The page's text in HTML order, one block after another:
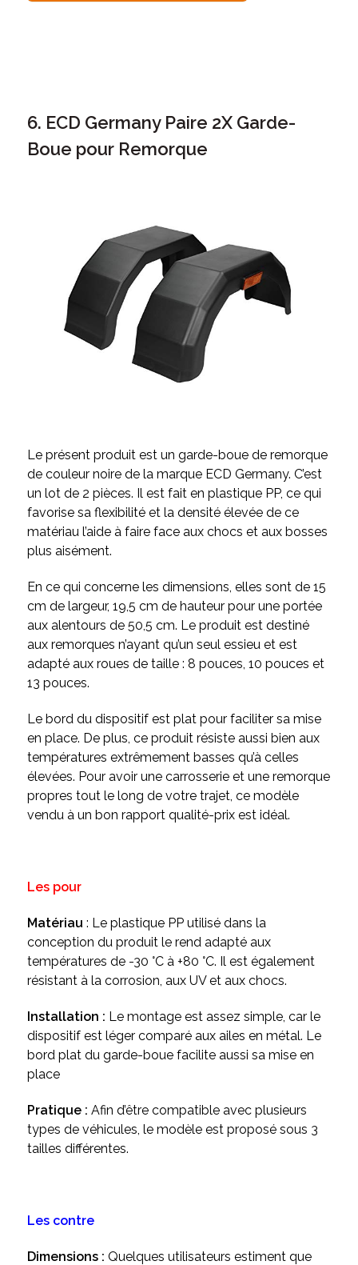
6. ECD Germany Paire 2X Garde-
Boue pour Remorque
Le présent produit est un garde-boue de remorque
de couleur noire de la marque ECD Germany. C’est
un lot de 2 pièces. Il est fait en plastique PP, ce qui
favorise sa flexibilité et la densité élevée de ce
matériau l’aide à faire face aux chocs et aux bosses
plus aisément.
En ce qui concerne les dimensions, elles sont de 15
cm de largeur, 19,5 cm de hauteur pour une portée
aux alentours de 50,5 cm. Le produit est destiné
aux remorques n’ayant qu’un seul essieu et est
adapté aux roues de taille : 8 pouces, 10 pouces et
13 pouces.
Le bord du dispositif est plat pour faciliter sa mise
en place. De plus, ce produit résiste aussi bien aux
températures extrêmement basses qu’à celles
élevées. Pour avoir une carrosserie et une remorque
propres tout le long de votre trajet, ce modèle
vendu à un bon rapport qualité-prix est idéal.
Les pour
Matériau : Le plastique PP utilisé dans la
conception du produit le rend adapté aux
températures de -30 °C à +80 °C. Il est également
résistant à la corrosion, aux UV et aux chocs.
Installation : Le montage est assez simple, car le
dispositif est léger comparé aux ailes en métal. Le
bord plat du garde-boue facilite aussi sa mise en
place
Pratique : Afin d’être compatible avec plusieurs
types de véhicules, le modèle est proposé sous 3
tailles différentes.
Les contre
Dimensions : Quelques utilisateurs estiment que